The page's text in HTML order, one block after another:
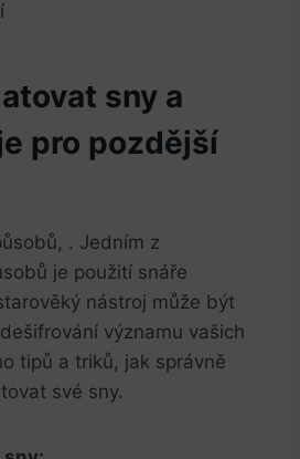
sny a
pro pozdější
. Jedním z
je použití snáře
nástroj může být
významu vašich
tipů a triků, jak správně
své sny.